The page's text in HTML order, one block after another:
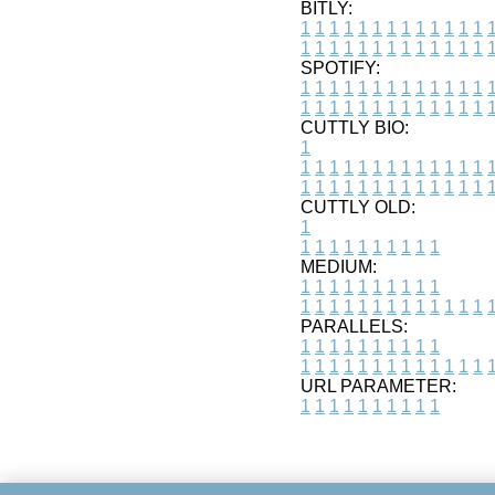
BITLY:
1 1 1 1 1 1 1 1 1 1 1 1 1 1
1 1 1 1 1 1 1 1 1 1 1 1 1 1
SPOTIFY:
1 1 1 1 1 1 1 1 1 1 1 1 1 1
1 1 1 1 1 1 1 1 1 1 1 1 1 1
CUTTLY BIO:
1
1 1 1 1 1 1 1 1 1 1 1 1 1 1
1 1 1 1 1 1 1 1 1 1 1 1 1 1
CUTTLY OLD:
1
1 1 1 1 1 1 1 1 1 1
MEDIUM:
1 1 1 1 1 1 1 1 1 1
1 1 1 1 1 1 1 1 1 1 1 1 1 1
PARALLELS:
1 1 1 1 1 1 1 1 1 1
1 1 1 1 1 1 1 1 1 1 1 1 1 1
URL PARAMETER:
1 1 1 1 1 1 1 1 1 1